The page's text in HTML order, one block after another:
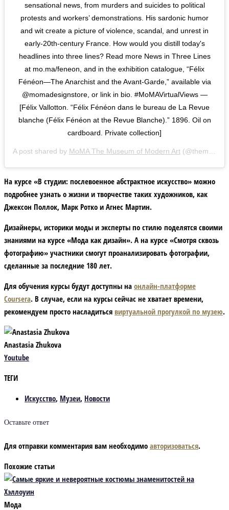
sensational news, from murders and suicides to political
protests and workers’ demonstrations. His sardonic humor
and wit create a picture of violence, scandal, and unrest in
early-20th-century France. How would you distill today's
headlines into three lines? Read more News in Three Lines
at mo.ma/feneon, and in the exhibition catalogue, “Félix
Fénéon—The Anarchist and the Avant-Garde,” available via
@momadesignstore, or link in bio. #MoMAVirtualViews —
[Félix Vallotton. “Félix Fénéon dans le bureau de La Revue
blanche (Félix Fénéon at the Revue Blanche).” 1896. Oil on
cardboard. Private collection]
A post shared by MoMA The Museum of Modern Art (@themuseumofmodernart) on
На курсе «В студии: послевоенное абстрактное искусство» можно
подробнее узнать о жизни и творчестве таких художников, как
Джексон Поллок, Марк Ротко и Агнес Мартин.
Дизайнеры, историки моды и эксперты по стилю поделятся своими
знаниями на курсе «Мода как дизайн». А на курсе «Смотря сквозь
фотографию» участники смогут проанализировать фотографии,
сделанные за последние 180 лет.
Для обучения курсы будут доступны на онлайн-платформе
Coursera. В случае, если на курсы сейчас не хватает времени,
рекомендуем просто насладиться виртуальной прогулкой по музею.
Anastasia Zhukova
Youtube
ТЕГИ
Искусство, Музеи, Новости
Оставьте ответ
Для отправки комментария вам необходимо авторизоваться.
Похожие статьи
Мода